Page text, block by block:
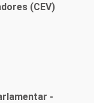
(CEV)
-